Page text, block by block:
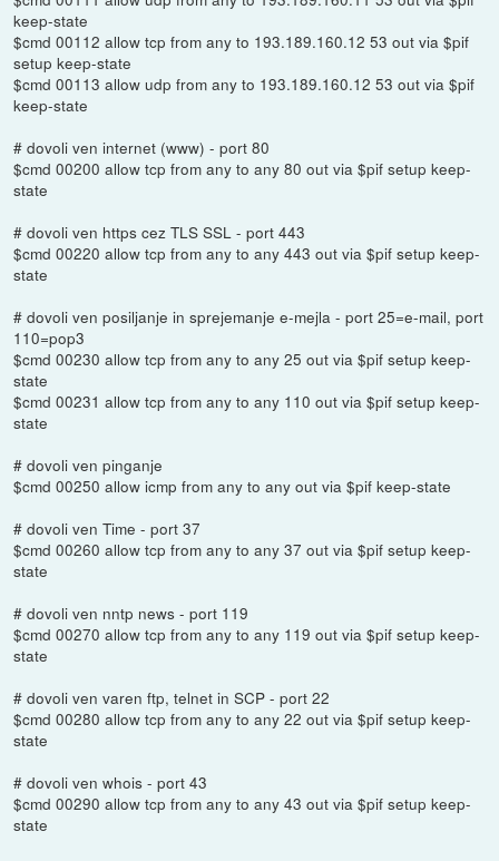
keep-state
$cmd 00112 allow tcp from any to 193.189.160.12 53 out via $pif
setup keep-state
$cmd 00113 allow udp from any to 193.189.160.12 53 out via $pif
keep-state
# dovoli ven internet (www) - port 80
$cmd 00200 allow tcp from any to any 80 out via $pif setup keep-
state
# dovoli ven https cez TLS SSL - port 443
$cmd 00220 allow tcp from any to any 443 out via $pif setup keep-
state
# dovoli ven posiljanje in sprejemanje e-mejla - port 25=e-mail, port
110=pop3
$cmd 00230 allow tcp from any to any 25 out via $pif setup keep-
state
$cmd 00231 allow tcp from any to any 110 out via $pif setup keep-
state
# dovoli ven pinganje
$cmd 00250 allow icmp from any to any out via $pif keep-state
# dovoli ven Time - port 37
$cmd 00260 allow tcp from any to any 37 out via $pif setup keep-
state
# dovoli ven nntp news - port 119
$cmd 00270 allow tcp from any to any 119 out via $pif setup keep-
state
# dovoli ven varen ftp, telnet in SCP - port 22
$cmd 00280 allow tcp from any to any 22 out via $pif setup keep-
state
# dovoli ven whois - port 43
$cmd 00290 allow tcp from any to any 43 out via $pif setup keep-
state